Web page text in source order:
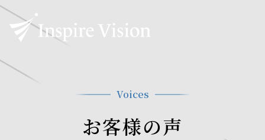
Voices
お客様の声